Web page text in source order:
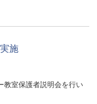
施
教室保護者説明会を行い